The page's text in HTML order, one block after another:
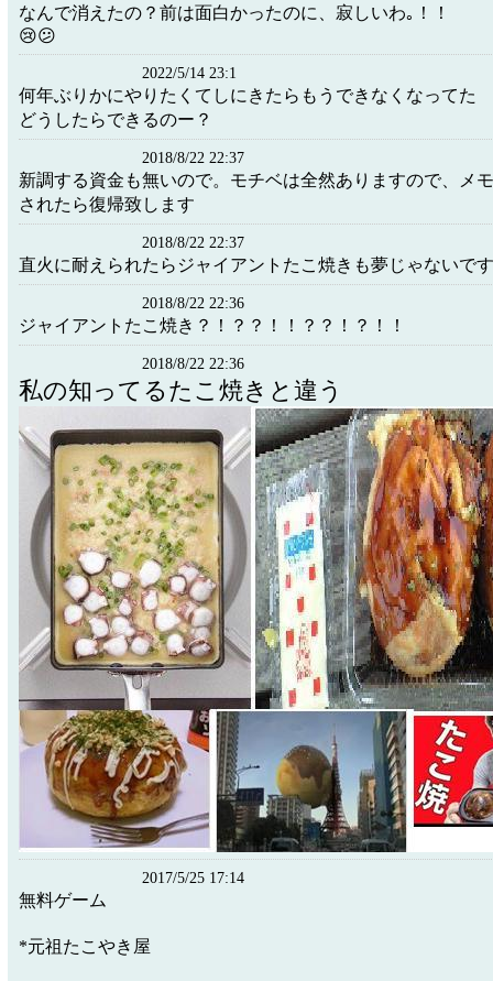
なんで消えたの？前は面白かったのに、寂しいわ｡！！
😢😕
2022/5/14 23:1
何年ぶりかにやりたくてしにきたらもうできなくなってた
どうしたらできるのー？
2018/8/22 22:37
新調する資金も無いので。モチベは全然ありますので、メ
されたら復帰致します
2018/8/22 22:37
直火に耐えられたらジャイアントたこ焼きも夢じゃないで
2018/8/22 22:36
ジャイアントたこ焼き？！？？！！？？！？！！
2018/8/22 22:36
私の知ってるたこ焼きと違う
2017/5/25 17:14
無料ゲーム
*元祖たこやき屋